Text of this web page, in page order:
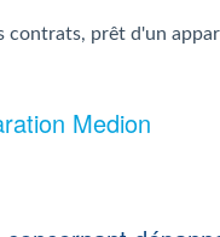
contrats, prêt d'un
Medion